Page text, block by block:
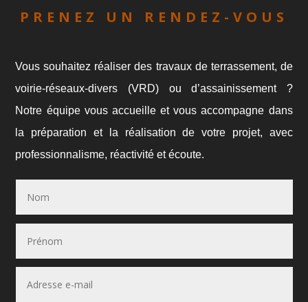
PRENEZ UN RENDEZ-VOUS
Vous souhaitez réaliser des travaux de terrassement, de
voirie-réseaux-divers (VRD) ou d’assainissement ?
Notre équipe vous accueille et vous accompagne dans
la préparation et la réalisation de votre projet, avec
professionnalisme, réactivité et écoute.